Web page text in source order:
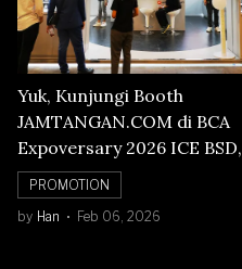
Yuk, Kunjungi Booth
JAMTANGAN.COM di BCA
Expoversary 2026 ICE BSD,
Banyak Diskon Jam Tangan,
Cuma Sampai 8 Februari!
PROMOTION
by Han Feb 06, 2026